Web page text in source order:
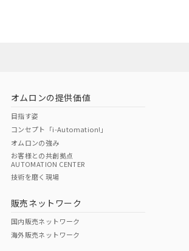
O
オムロンの提供価値
目指す姿
コンセプト「i-Automation!」
オムロンの強み
お客様との共創拠点
AUTOMATION CENTER
技術を磨く現場
販売ネットワーク
国内販売ネットワーク
海外販売ネットワーク